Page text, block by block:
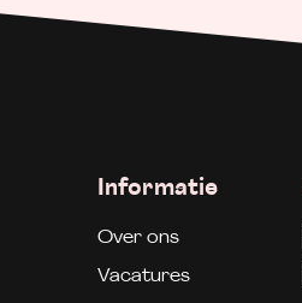
Informatie
Over ons
Vacatures